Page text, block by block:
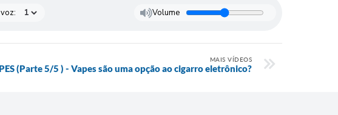
Volume
MAIS VÍDEOS
(Parte 5/5 ) - Vapes são uma opção ao cigarro eletrônico?